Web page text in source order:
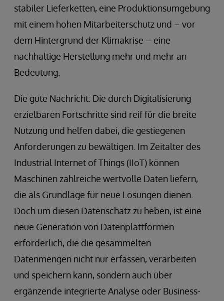
stabiler Lieferketten, eine Produktionsumgebung
mit einem hohen Mitarbeiterschutz und – vor
dem Hintergrund der Klimakrise – eine
nachhaltige Herstellung mehr und mehr an
Bedeutung.
Die gute Nachricht: Die durch Digitalisierung
erzielbaren Fortschritte sind reif für die breite
Nutzung und helfen dabei, die gestiegenen
Anforderungen zu bewältigen. Im Zeitalter des
Industrial Internet of Things (IIoT) können
Maschinen zahlreiche wertvolle Daten liefern,
die als Grundlage für neue Lösungen dienen.
Doch um diesen Datenschatz zu heben, ist eine
neue Generation von Datenplattformen
erforderlich, die die gesammelten
Datenmengen nicht nur erfassen, verarbeiten
und speichern kann, sondern auch über
ergänzende integrierte Analyse oder Business-